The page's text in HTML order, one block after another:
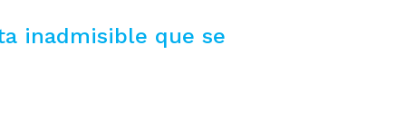
inadmisible que se